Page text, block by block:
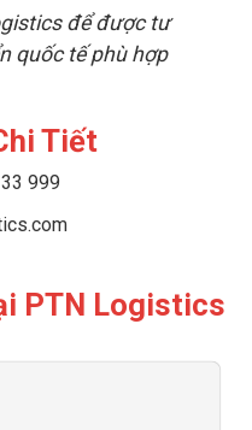
để được tư
quốc tế phù hợp
Tiết
999
PTN Logistics